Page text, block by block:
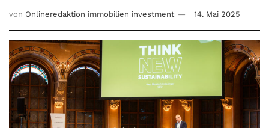
von Onlineredaktion immobilien investment 14. Mai 2025